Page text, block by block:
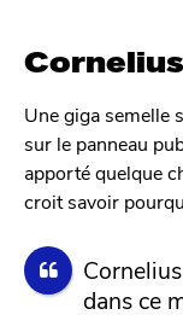
Une giga semelle
sur le panneau
apporté quelque
croit savoir
dans ce